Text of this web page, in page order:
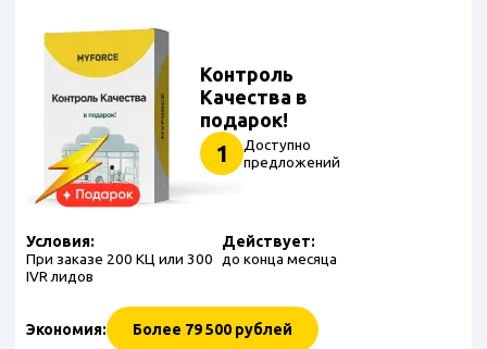
Контроль
Качества в
подарок!
1
Доступно
предложений
Условия:
При заказе 200 КЦ или 300
IVR лидов
Действует:
до конца месяца
Экономия: Более 79 500 рублей